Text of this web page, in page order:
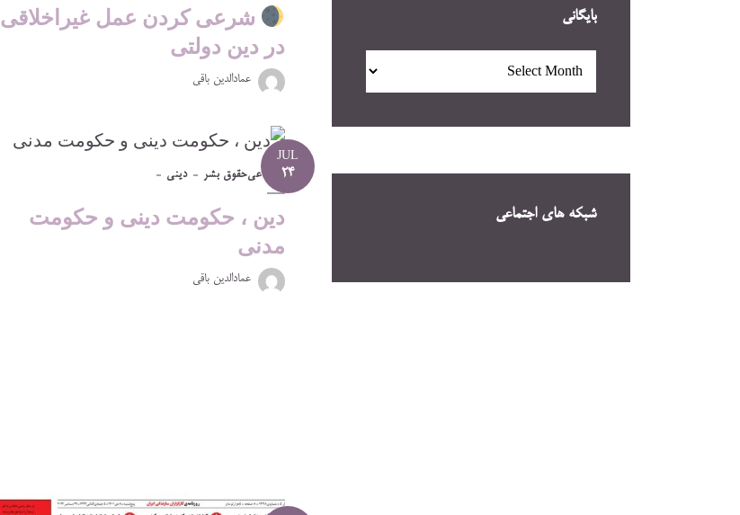
شرعی کردن عمل غیراخلاقی
در دین دولتی
عمادالدین باقی
JUL
24اجتماعیحقوق بشر دینی
دین ، حکومت دینی و حکومت
مدنی
عمادالدین باقی
بایگانی
شبکه های اجتماعی